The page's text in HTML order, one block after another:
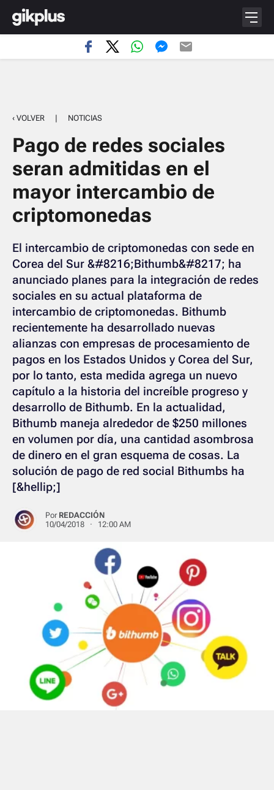
‹ VOLVER | NOTICIAS
Pago de redes sociales
seran admitidas en el
mayor intercambio de
criptomonedas
El intercambio de criptomonedas con sede en
Corea del Sur &#8216;Bithumb&#8217; ha
anunciado planes para la integración de redes
sociales en su actual plataforma de
intercambio de criptomonedas. Bithumb
recientemente ha desarrollado nuevas
alianzas con empresas de procesamiento de
pagos en los Estados Unidos y Corea del Sur,
por lo tanto, esta medida agrega un nuevo
capítulo a la historia del increíble progreso y
desarrollo de Bithumb. En la actualidad,
Bithumb maneja alrededor de $250 millones
en volumen por día, una cantidad asombrosa
de dinero en el gran esquema de cosas. La
solución de pago de red social Bithumbs ha
[&hellip;]
Por REDACCIÓN
10/04/2018 · 12:00 AM